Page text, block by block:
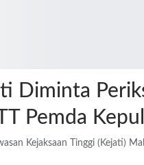
Diminta
Pemda
Kejaksaan Tinggi (Kejati)